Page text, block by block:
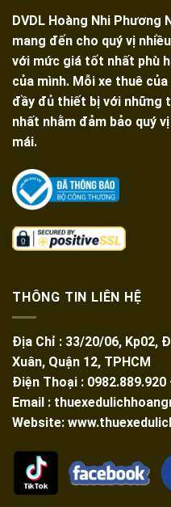
DVDL Hoàng Nhi Phương
mang đến cho quý vị
với mức giá tốt nhất phù
của mình. Mỗi xe thuê
đầy đủ thiết bị với những
nhất nhằm đảm bảo quý
mái.
THÔNG TIN LIÊN HỆ
Địa Chỉ : 33/20/06, Kp02,
Xuân, Quận 12, TPHCM
Điện Thoại : 0982.889.920
Email :
Website: